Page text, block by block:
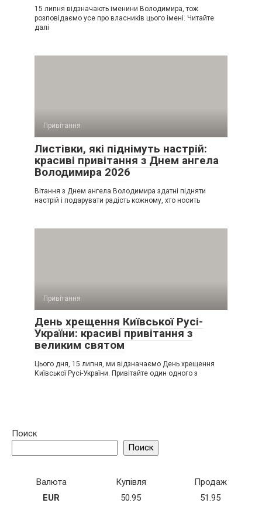
15 липня відзначають іменини Володимира, тож
розповідаємо усе про власників цього імені. Читайте
далі
Привітання
Листівки, які піднімуть настрій:
красиві привітання з Днем ангела
Володимира 2026
Вітання з Днем ангела Володимира здатні підняти
настрій і подарувати радість кожному, хто носить
Привітання
День хрещення Київської Русі-
України: красиві привітання з
великим святом
Цього дня, 15 липня, ми відзначаємо День хрещення
Київської Русі-України. Привітайте один одного з
Поиск
Поиск
Валюта Купівля
Продаж
EUR
50.95
51.95